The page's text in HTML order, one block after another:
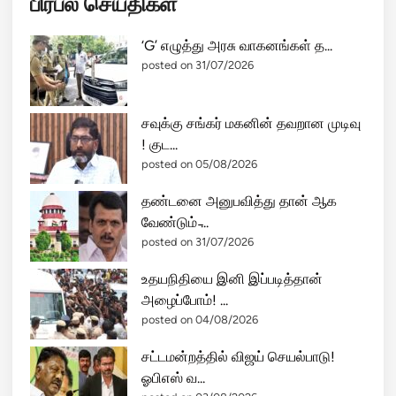
!
–
தி
ரு
ச்
செ
ந்
தூ
கோ
யி
மு
றை
கே
டு
வி
‘G’ எழுத்து அரசு வாகனங்கள் த...
posted on 31/07/2026
சவுக்கு சங்கர் மகனின் தவறான முடிவு
! குட...
posted on 05/08/2026
தண்டனை அனுபவித்து தான் ஆக
வேண்டும் ̵...
posted on 31/07/2026
உதயநிதியை இனி இப்படித்தான்
அழைப்போம்! ...
posted on 04/08/2026
சட்டமன்றத்தில் விஜய் செயல்பாடு!
ஓபிஎஸ் வ...